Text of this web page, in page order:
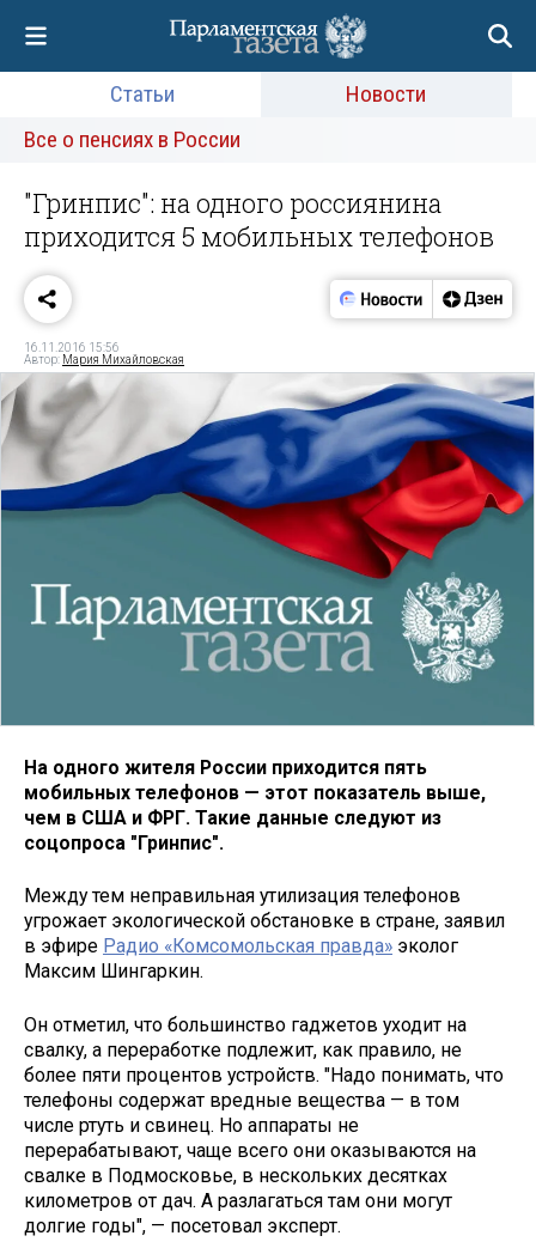
Статьи
Новости
Все о пенсиях в России
"Гринпис": на одного россиянина
приходится 5 мобильных телефонов
16.11.2016 15:56
Автор: Мария Михайловская
На одного жителя России приходится пять
мобильных телефонов — этот показатель выше,
чем в США и ФРГ. Такие данные следуют из
соцопроса "Гринпис".
Между тем неправильная утилизация телефонов
угрожает экологической обстановке в стране, заявил
в эфире Радио «Комсомольская правда» эколог
Максим Шингаркин.
Он отметил, что большинство гаджетов уходит на
свалку, а переработке подлежит, как правило, не
более пяти процентов устройств. "Надо понимать, что
телефоны содержат вредные вещества — в том
числе ртуть и свинец. Но аппараты не
перерабатывают, чаще всего они оказываются на
свалке в Подмосковье, в нескольких десятках
километров от дач. А разлагаться там они могут
долгие годы", — посетовал эксперт.